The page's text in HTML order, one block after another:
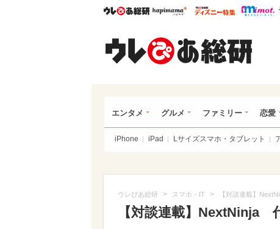
ウレぴあ総研ハピママ* ウレぴあ
エンタメ グルメ ファミリー 恋愛
iPhone iPad Lサイズスマホ・タブレット
ウレぴあ総研 > スマホ・IT > 【対談連載】
【対談連載】NextNinja